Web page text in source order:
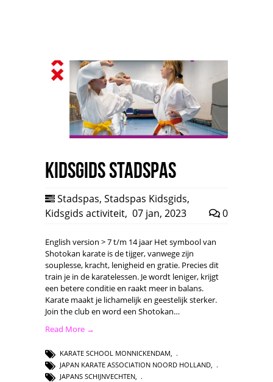
Kidsgids Stadspas
Stadspas, Stadspas Kidsgids,
Kidsgids activiteit, 07 jan, 2023 0
English version > 7 t/m 14 jaar Het symbool van
Shotokan karate is de tijger, vanwege zijn
souplesse, kracht, lenigheid en gratie. Precies dit
train je in de karatelessen. Je wordt leniger, krijgt
een betere conditie en raakt meer in balans.
Karate maakt je lichamelijk en geestelijk sterker.
Join the club en word een Shotokan…
Read More →
KARATE SCHOOL MONNICKENDAM,
JAPAN KARATE ASSOCIATION NOORD HOLLAND,
JAPANS SCHIJNVECHTEN,